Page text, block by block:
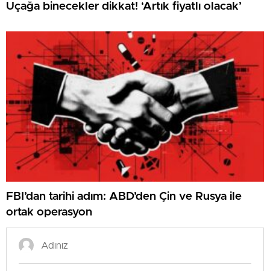
Uçağa binecekler dikkat! ‘Artık fiyatlı olacak’
FBI’dan tarihi adım: ABD’den Çin ve Rusya ile
ortak operasyon